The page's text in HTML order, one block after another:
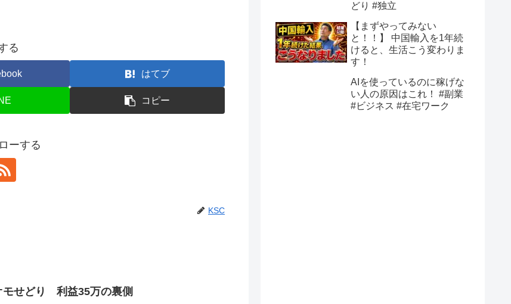
る
はてブ
コピー
ーする
KSC
モせどり 利益35万の裏側
どり #独立
【まずやってみない
と！！】 中国輸入を1年続
けると、生活こう変わりま
す！
AIを使っているのに稼げな
い人の原因はこれ！ #副業
#ビジネス #在宅ワーク